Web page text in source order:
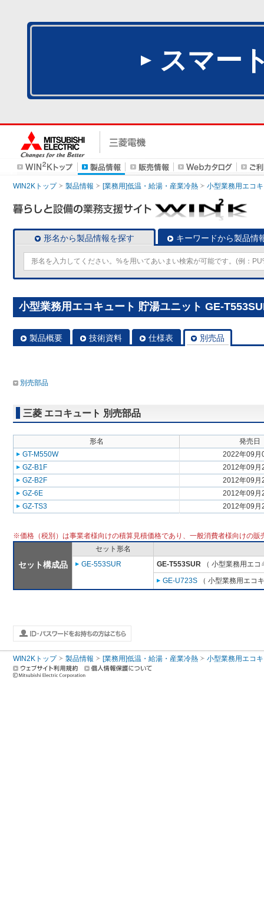
スマー
WIN2Kトップ 製品情報 [業務用]低温・給湯・産業冷熱 小型業務用エコ
形名から製品情報を探す キーワードから製品情
小型業務用エコキュート 貯湯ユニット GE-
製品概要 技術資料 仕様表 別売品
別売部品
三菱 エコキュート 別売部品
形名
発売日
GT-M550W
2022年09月
GZ-B1F
2012年09月
GZ-B2F
2012年09月
GZ-6E
2012年09月
GZ-TS3
2012年09月
※価格（税別）は事業者様向けの積算見積価格であり、一般消費者様向けの販
セット構成品
セット形名
GE-553SUR
GE-T553SUR （ 小型業務用エ
GE-U723S （ 小型業務用エコ
WIN2Kトップ 製品情報 [業務用]低温・給湯・産業冷熱 小型業務用エコ